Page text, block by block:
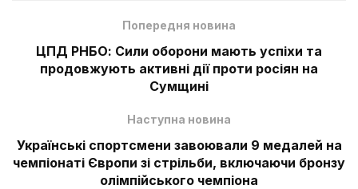
Попередня новина
ЦПД РНБО: Сили оборони мають успіхи та
продовжують активні дії проти росіян на
Сумщині
Наступна новина
Українські спортсмени завоювали 9 медалей на
чемпіонаті Європи зі стрільби, включаючи бронзу
олімпійського чемпіона